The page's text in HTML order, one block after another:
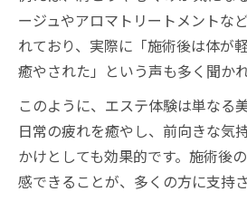
リラクゼーションエス
験
忙しい人におすすめのエ
エステ施術で心身の緊
エステのリラックス効
ツ
エステとほかの施術の違い
ージュやアロマトリートメントな
れており、実際に「施術後は体が
癒やされた」という声も多く聞かれ
このように、エステ体験は単なる
日常の疲れを癒やし、前向きな気
かけとしても効果的です。施術後
感できることが、多くの方に支持